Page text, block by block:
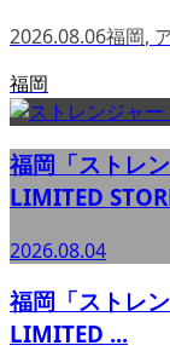
2026.08.06福岡,
福岡
福岡「ストレ
LIMITED
2026.08.04
福岡「ストレ
LIMITED ...